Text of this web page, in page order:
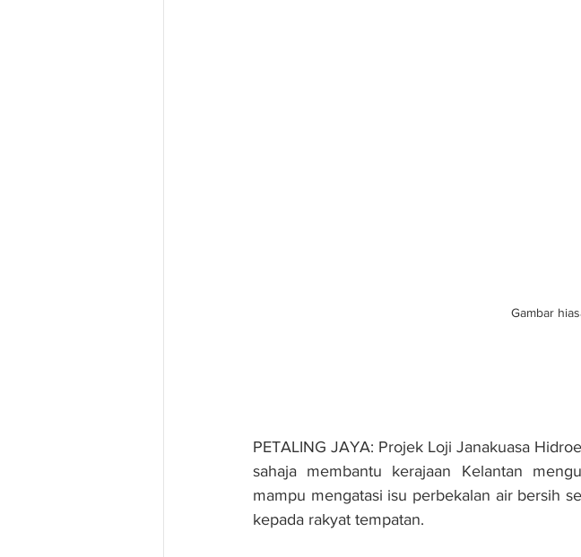
Gambar
PETALING JAYA: Projek Loji Janakuasa
sahaja membantu kerajaan Kelantan
mampu mengatasi isu perbekalan air bersih
kepada rakyat tempatan.